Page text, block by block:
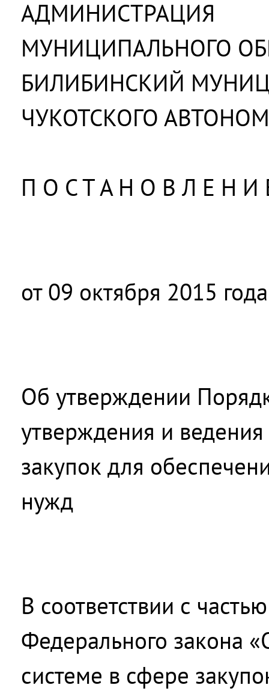
АДМИНИСТРАЦИЯ
МУНИЦИПАЛЬНОГО
БИЛИБИНСКИЙ
ЧУКОТСКОГО
П О С Т А Н О В Л Е Н И
от 09 октября 2015
Об утверждении
утверждения и
закупок для
нужд
В соответствии с
Федерального закона
системе в сфере